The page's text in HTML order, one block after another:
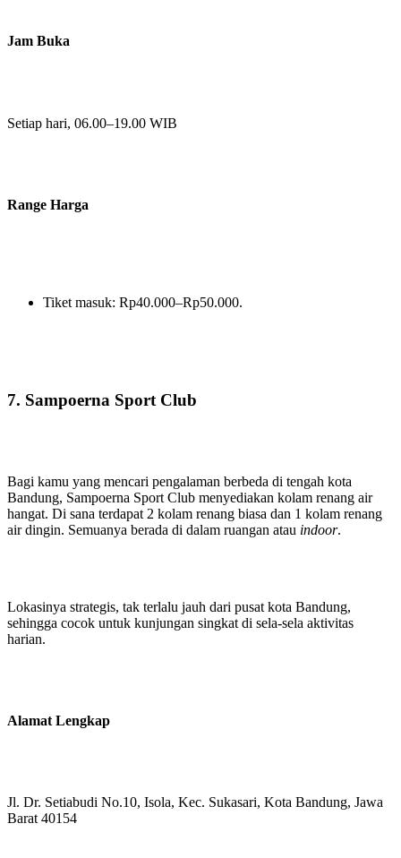
Jam Buka
Setiap hari, 06.00–19.00 WIB
Range Harga
Tiket masuk: Rp40.000–Rp50.000.
7. Sampoerna Sport Club
Bagi kamu yang mencari pengalaman berbeda di tengah kota
Bandung, Sampoerna Sport Club menyediakan kolam renang air
hangat. Di sana terdapat 2 kolam renang biasa dan 1 kolam renang
air dingin. Semuanya berada di dalam ruangan atau indoor.
Lokasinya strategis, tak terlalu jauh dari pusat kota Bandung,
sehingga cocok untuk kunjungan singkat di sela-sela aktivitas
harian.
Alamat Lengkap
Jl. Dr. Setiabudi No.10, Isola, Kec. Sukasari, Kota Bandung, Jawa
Barat 40154